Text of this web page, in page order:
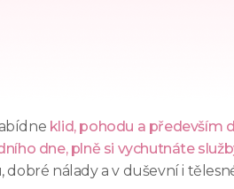
klid, pohodu a především
dne, plně si vychutnáte
dobré nálady a v duševní i